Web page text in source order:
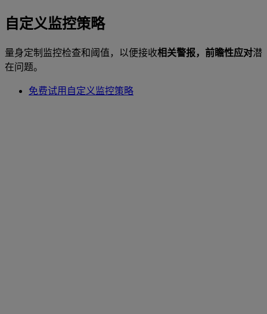
自定义监控策略
量身定制监控检查和阈值，以便接收相关警报，前瞻性应对潜
在问题。
免费试用自定义监控策略